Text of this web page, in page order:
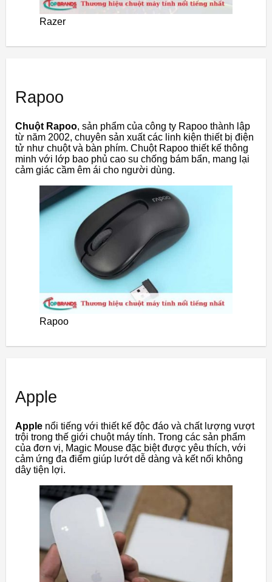
Razer
Rapoo
Chuột Rapoo, sản phẩm của công ty Rapoo thành lập
từ năm 2002, chuyên sản xuất các linh kiện thiết bị điện
tử như chuột và bàn phím. Chuột Rapoo thiết kế thông
minh với lớp bao phủ cao su chống bám bẩn, mang lại
cảm giác cầm êm ái cho người dùng.
Rapoo
Apple
Apple nổi tiếng với thiết kế độc đáo và chất lượng vượt
trội trong thế giới chuột máy tính. Trong các sản phẩm
của đơn vị, Magic Mouse đặc biệt được yêu thích, với
cảm ứng đa điểm giúp lướt dễ dàng và kết nối không
dây tiện lợi.